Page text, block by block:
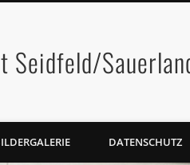
Seidfeld/
DATENSCHUTZ